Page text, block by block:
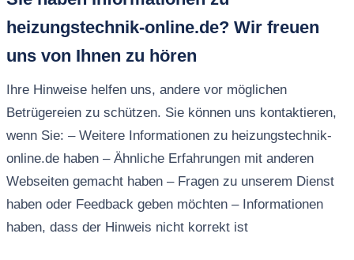
heizungstechnik-online.de? Wir freuen
uns von Ihnen zu hören
Ihre Hinweise helfen uns, andere vor möglichen
Betrügereien zu schützen. Sie können uns kontaktieren,
wenn Sie: – Weitere Informationen zu heizungstechnik-
online.de haben – Ähnliche Erfahrungen mit anderen
Webseiten gemacht haben – Fragen zu unserem Dienst
haben oder Feedback geben möchten – Informationen
haben, dass der Hinweis nicht korrekt ist